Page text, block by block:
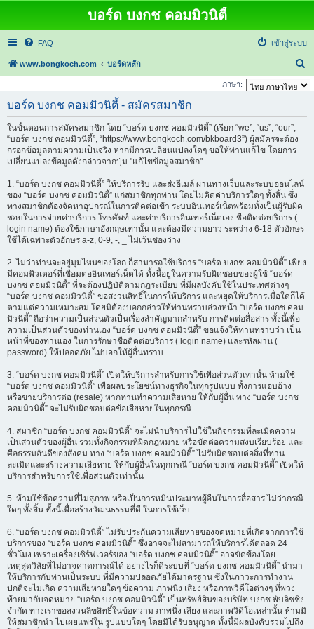
บอร์ด บงกช คอมมิวนิตี้
FAQ เข้าสู่ระบบ
www.bongkoch.com บอร์ดหลัก
น
ภาษา:
บอร์ด บงกช คอมมิวนิตี้ - สมัครสมาชิก
ในขั้นตอนการสมัครสมาชิก โดย “บอร์ด บงกช คอมมิวนิตี้” (เรียก “we”, “us”, “our”,
“บอร์ด บงกช คอมมิวนิตี้”, “https://www.bongkoch.com/bkboard3”) ผู้สมัครจะต้อง
กรอกข้อมูลตามความเป็นจริง หากมีการเปลี่ยนแปลงใดๆ ขอให้ท่านแก้ไข โดยการ
เปลี่ยนแปลงข้อมูลดังกล่าวจากปุ่ม "แก้ไขข้อมูลสมาชิก"
1. “บอร์ด บงกช คอมมิวนิตี้” ให้บริการรับ และส่งอีเมล์ ผ่านทางเว็บและระบบออนไลน์
ของ “บอร์ด บงกช คอมมิวนิตี้” แก่สมาชิกทุกท่าน โดยไม่คิดค่าบริการใดๆ ทั้งสิ้น ซึ่ง
ทางสมาชิกต้องจัดหาอุปกรณ์ในการติดต่อเข้า ระบบอินเทอร์เน็ตพร้อมทั้งเป็นผู้รับผิด
ชอบในการจ่ายค่าบริการ โทรศัพท์ และค่าบริการอินเทอร์เน็ตเอง ชื่อติดต่อบริการ (
login name) ต้องใช้ภาษาอังกฤษเท่านั้น และต้องมีความยาว ระหว่าง 6-18 ตัวอักษร
ใช้ได้เฉพาะตัวอักษร a-z, 0-9, -, _ ไม่เว้นช่องว่าง
2. ไม่ว่าท่านจะอยู่มุมไหนของโลก ก็สามารถใช้บริการ “บอร์ด บงกช คอมมิวนิตี้” เพียง
มีคอมพิวเตอร์ที่เชื่อมต่ออินเทอร์เน็ตได้ ทั้งนี้อยู่ในความรับผิดชอบของผู้ใช้ “บอร์ด
บงกช คอมมิวนิตี้” ที่จะต้องปฏิบัติตามกฎระเบียบ ที่มีผลบังคับใช้ในประเทศต่างๆ
“บอร์ด บงกช คอมมิวนิตี้” ขอสงวนสิทธิ์ในการให้บริการ และหยุดให้บริการเมื่อใดก็ได้
ตามแต่ความเหมาะสม โดยมิต้องบอกกล่าวให้ท่านทราบล่วงหน้า “บอร์ด บงกช คอม
มิวนิตี้” ถือว่าความเป็นส่วนตัวเป็นเรื่องสำคัญมากสำหรับ การติดต่อสื่อสาร ทั้งนี้เพื่อ
ความเป็นส่วนตัวของท่านเอง “บอร์ด บงกช คอมมิวนิตี้” ขอแจ้งให้ท่านทราบว่า เป็น
หน้าที่ของท่านเอง ในการรักษาชื่อติดต่อบริการ ( login name) และรหัสผ่าน (
password) ให้ปลอดภัย ไม่บอกให้ผู้อื่นทราบ
3. “บอร์ด บงกช คอมมิวนิตี้” เปิดให้บริการสำหรับการใช้เพื่อส่วนตัวเท่านั้น ห้ามใช้
“บอร์ด บงกช คอมมิวนิตี้” เพื่อผลประโยชน์ทางธุรกิจในทุกรูปแบบ ทั้งการแอบอ้าง
หรือขายบริการต่อ (resale) หากท่านทำความเสียหาย ให้กับผู้อื่น ทาง “บอร์ด บงกช
คอมมิวนิตี้” จะไม่รับผิดชอบต่อข้อเสียหายในทุกกรณี
4. สมาชิก “บอร์ด บงกช คอมมิวนิตี้” จะไม่นำบริการไปใช้ในกิจกรรมที่ละเมิดความ
เป็นส่วนตัวของผู้อื่น รวมทั้งกิจกรรมที่ผิดกฎหมาย หรือขัดต่อความสงบเรียบร้อย และ
ศีลธรรมอันดีของสังคม ทาง “บอร์ด บงกช คอมมิวนิตี้” ไม่รับผิดชอบต่อสิ่งที่ท่าน
ละเมิดและสร้างความเสียหาย ให้กับผู้อื่นในทุกกรณี “บอร์ด บงกช คอมมิวนิตี้” เปิดให้
บริการสำหรับการใช้เพื่อส่วนตัวเท่านั้น
5. ห้ามใช้ข้อความที่ไม่สุภาพ หรือเป็นการหมิ่นประมาทผู้อื่นในการสื่อสาร ไม่ว่ากรณี
ใดๆ ทั้งสิ้น ทั้งนี้เพื่อสร้างวัฒนธรรมที่ดี ในการใช้เว็บ
6. “บอร์ด บงกช คอมมิวนิตี้” ไม่รับประกันความเสียหายของจดหมายที่เกิดจากการใช้
บริการของ “บอร์ด บงกช คอมมิวนิตี้” ซึ่งอาจจะไม่สามารถให้บริการได้ตลอด 24
ชั่วโมง เพราะเครื่องเซิร์ฟเวอร์ของ “บอร์ด บงกช คอมมิวนิตี้” อาจขัดข้องโดย
เหตุสุดวิสัยที่ไม่อาจคาดการณ์ได้ อย่างไรก็ดีระบบที่ “บอร์ด บงกช คอมมิวนิตี้” นำมา
ให้บริการกับท่านเป็นระบบ ที่มีความปลอดภัยได้มาตรฐาน ซึ่งในภาวะการทำงาน
ปกติจะไม่เกิด ความเสียหายใดๆ ข้อความ ภาพนิ่ง เสียง หรือภาพวิดีโอต่างๆ ที่พ่วง
ท้ายมากับจดหมาย “บอร์ด บงกช คอมมิวนิตี้” เป็นทรัพย์สินของบริษัท บงกช พับลิชชิ่ง
จำกัด ทางเราขอสงวนลิขสิทธิ์ในข้อความ ภาพนิ่ง เสียง และภาพวิดีโอเหล่านั้น ห้ามมิ
ให้สมาชิกนำ ไปเผยแพร่ใน รูปแบบใดๆ โดยมิได้รับอนุญาต ทั้งนี้มีผลบังคับรวมไปถึง